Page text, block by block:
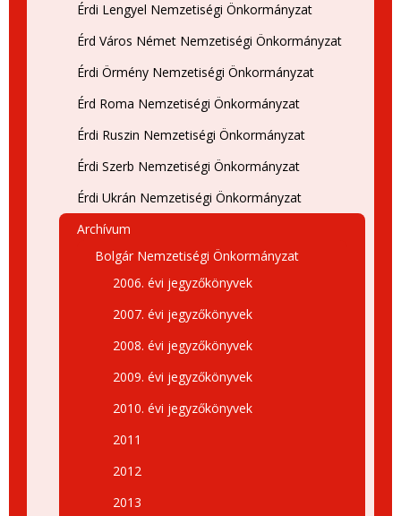
Érdi Lengyel Nemzetiségi Önkormányzat
Érd Város Német Nemzetiségi Önkormányzat
Érdi Örmény Nemzetiségi Önkormányzat
Érd Roma Nemzetiségi Önkormányzat
Érdi Ruszin Nemzetiségi Önkormányzat
Érdi Szerb Nemzetiségi Önkormányzat
Érdi Ukrán Nemzetiségi Önkormányzat
Archívum
Bolgár Nemzetiségi Önkormányzat
2006. évi jegyzőkönyvek
2007. évi jegyzőkönyvek
2008. évi jegyzőkönyvek
2009. évi jegyzőkönyvek
2010. évi jegyzőkönyvek
2011
2012
2013